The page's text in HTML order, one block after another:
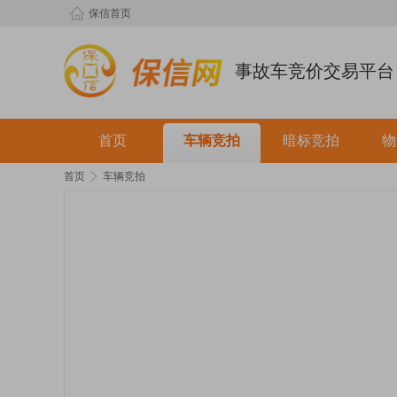
保信首页
事故车竞价交易平台
首页 车辆竞拍 暗标竞拍
首页 车辆竞拍